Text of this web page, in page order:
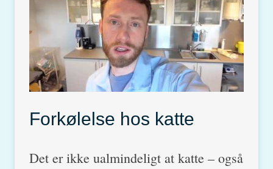
Forkølelse hos katte
Det er ikke ualmindeligt at katte – også